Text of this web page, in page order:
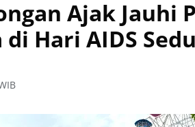
Ajak Jauhi
Hari AIDS